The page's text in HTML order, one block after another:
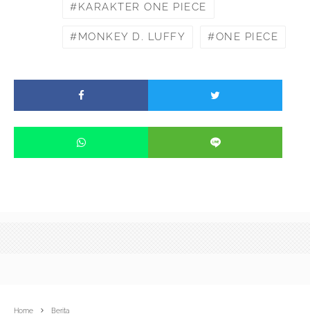
KARAKTER ONE PIECE
MONKEY D. LUFFY ONE PIECE
Home Berita